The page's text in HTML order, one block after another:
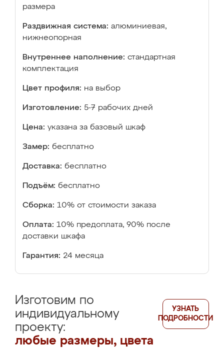
размера
Раздвижная система: алюминиевая,
нижнеопорная
Внутреннее наполнение: стандартная
комплектация
Цвет профиля: на выбор
Изготовление: 5-7 рабочих дней
Цена: указана за базовый шкаф
Замер: бесплатно
Доставка: бесплатно
Подъём: бесплатно
Сборка: 10% от стоимости заказа
Оплата: 10% предоплата, 90% после
доставки шкафа
Гарантия: 24 месяца
Изготовим по
индивидуальному
проекту:
любые размеры, цвета
УЗНАТЬ
ПОДРОБНОСТИ